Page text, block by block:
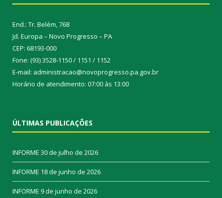
End.: Tr. Belém, 768
Jd. Europa – Novo Progresso – PA
CEP: 68193-000
Fone: (93) 3528-1150 / 1151 / 1152
E-mail: administracao@novoprogresso.pa.gov.br
Horário de atendimento: 07:00 às 13:00
ÚLTIMAS PUBLICAÇÕES
INFORME 30 de julho de 2026
INFORME 18 de junho de 2026
INFORME 9 de junho de 2026